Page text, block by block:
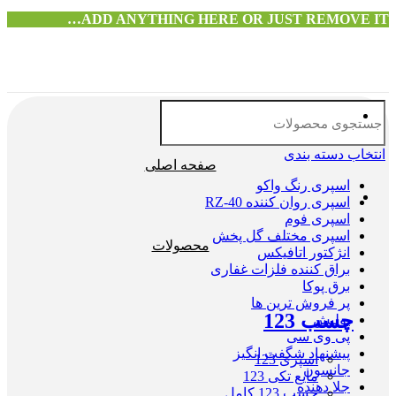
ADD ANYTHING HERE OR JUST REMOVE IT…
انتخاب دسته بندی
اسپری رنگ واکو
اسپری روان کننده RZ-40
اسپری فوم
اسپری مختلف گل پخش
انژکتور اتافیکس
براق کننده فلزات غفاری
برق پوکا
پر فروش ترین ها
پولیش
پی وی سی
پیشنهاد شگفت انگیز
جانسون
جلا دهنده
صفحه اصلی
محصولات
چسب 123
اسپری 123
مایع تکی 123
چسب 123 کامل